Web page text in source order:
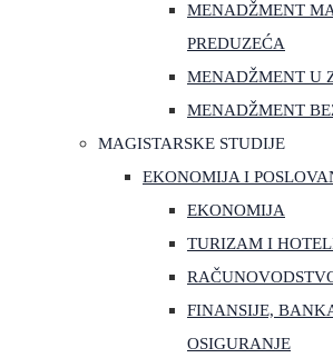
MENADŽMENT
PREDUZEĆA
MENADŽMENT U
MENADŽMENT
MAGISTARSKE STUDIJE
EKONOMIJA I
EKONOMIJA
TURIZAM I
FINANSIJE,
OSIGURANJE